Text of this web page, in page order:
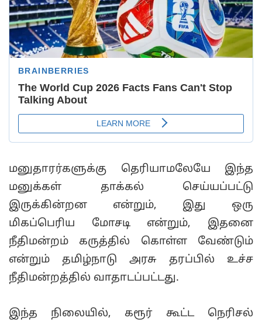
மனுதாரர்களுக்கு தெரியாமலேயே இந்த
மனுக்கள் தாக்கல் செய்யப்பட்டு
இருக்கின்றன என்றும், இது ஒரு
மிகப்பெரிய மோசடி என்றும், இதனை
நீதிமன்றம் கருத்தில் கொள்ள வேண்டும்
என்றும் தமிழ்நாடு அரசு தரப்பில் உச்ச
நீதிமன்றத்தில் வாதாடப்பட்டது.
இந்த நிலையில், கரூர் கூட்ட நெரிசல்